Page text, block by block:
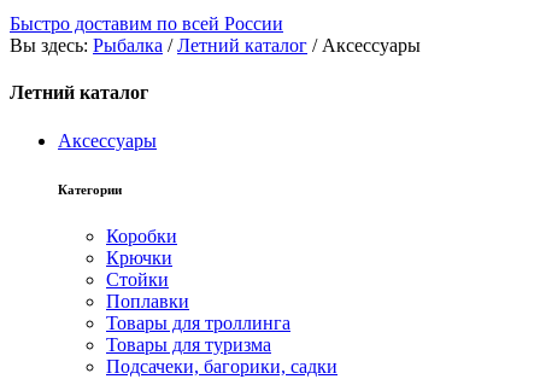
Быстро доставим по всей России
Вы здесь: Рыбалка /Летний каталог / Аксессуары
Летний каталог
Аксессуары
Категории
Коробки
Крючки
Стойки
Поплавки
Товары для троллинга
Товары для туризма
Подсачеки, багорики, садки